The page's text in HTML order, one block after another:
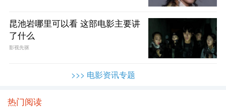
昆池岩哪里可以看 这部电影主要讲
了什么
影视先驱
>>> 电影资讯专题
热门阅读